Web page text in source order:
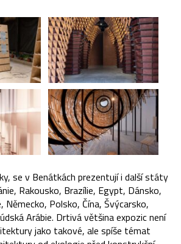
se v Benátkách prezentují i další státy
Rakousko, Brazílie, Egypt, Dánsko,
Německo, Polsko, Čína, Švýcarsko,
Arábie. Drtivá většina expozic není
jako takové, ale spíše témat